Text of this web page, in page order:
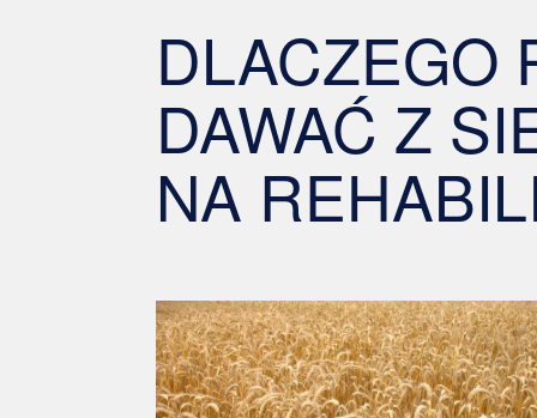
DLACZEGO
DAWAĆ Z
NA